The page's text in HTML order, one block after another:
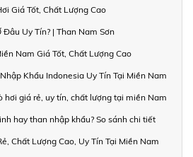
Giá Tốt, Chất Lượng Cao
Uy Tín? | Than Nam Sơn
Nam Giá Tốt, Chất Lượng Cao
Khẩu Indonesia Uy Tín Tại Miền Nam
hơi giá rẻ, uy tín, chất lượng tại miền Nam
hay than nhập khẩu? So sánh chi tiết
Chất Lượng Cao, Uy Tín Tại Miền Nam